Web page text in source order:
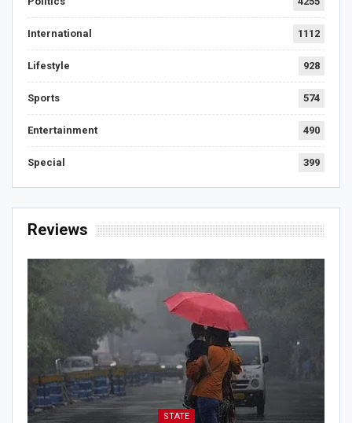
International 1112
Lifestyle 928
Sports 574
Entertainment 490
Special 399
Reviews
STATE